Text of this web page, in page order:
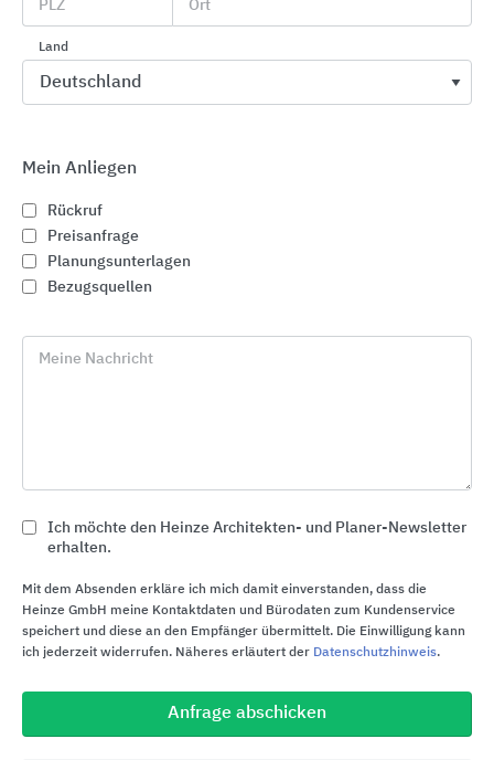
der Rückstauebene
PLZ Ort
Land
Mein Anliegen
Rückruf
Preisanfrage
Planungsunterlagen
Bezugsquellen
Meine Nachricht
Ich möchte den Heinze Architekten- und Planer-Newsletter
erhalten.
Mit dem Absenden erkläre ich mich damit einverstanden, dass die
Heinze GmbH meine Kontaktdaten und Bürodaten zum Kundenservice
speichert und diese an den Empfänger übermittelt. Die Einwilligung kann
ich jederzeit widerrufen. Näheres erläutert der Datenschutzhinweis.
Anfrage abschicken